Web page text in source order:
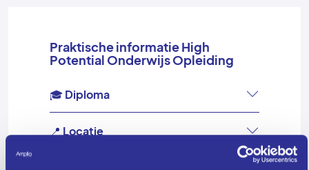
Praktische informatie High
Potential Onderwijs Opleiding
🎓 Diploma
📍 Locatie